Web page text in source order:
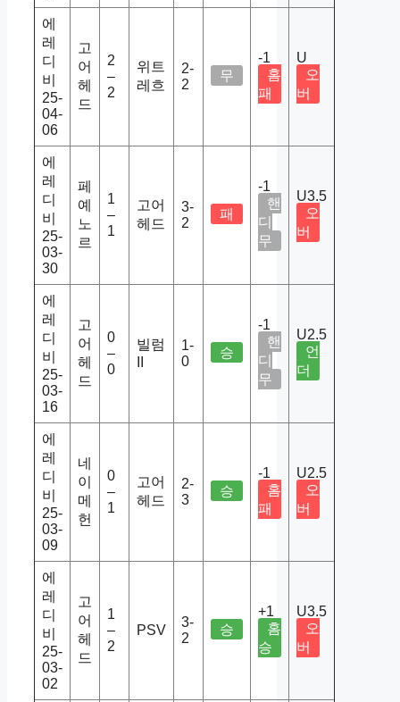
에
레
디
비
25-
04-
06
고
어
헤
드
2
–
2
위트
레흐
2-
2
무
-1
홈
패
U
오
버
에
레
디
비
25-
03-
30
페
예
노
르
1
–
1
고어
헤드
3-
2
패
-1
핸
디
무
U3.5
오
버
에
레
디
비
25-
03-
16
고
어
헤
드
0
–
0
빌럼
1-
0
승
-1
핸
디
무
U2.5
언
더
에
레
디
비
25-
03-
09
네
이
메
헌
0
–
1
고어
헤드
2-
3
승
-1
홈
패
U2.5
오
버
에
레
디
비
25-
03-
02
고
어
헤
드
1
–
2
PSV
3-
2
승
+1
홈
승
U3.5
오
버